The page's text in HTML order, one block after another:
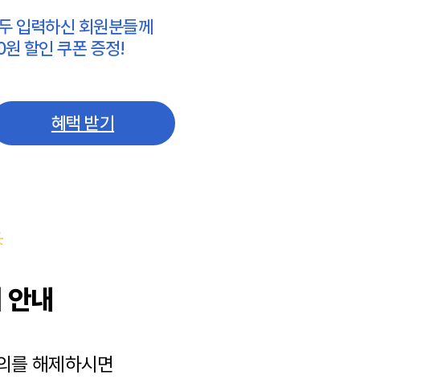
입력하신 회원분들께
할인 쿠폰 증정!
혜택 받기
내
를 해제하시면